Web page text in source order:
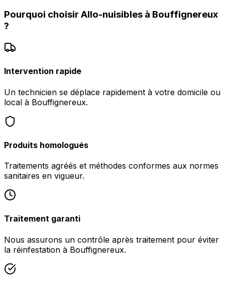
Pourquoi choisir Allo-nuisibles à Bouffignereux
?
Intervention rapide
Un technicien se déplace rapidement à votre domicile ou
local à Bouffignereux.
Produits homologués
Traitements agréés et méthodes conformes aux normes
sanitaires en vigueur.
Traitement garanti
Nous assurons un contrôle après traitement pour éviter
la réinfestation à Bouffignereux.